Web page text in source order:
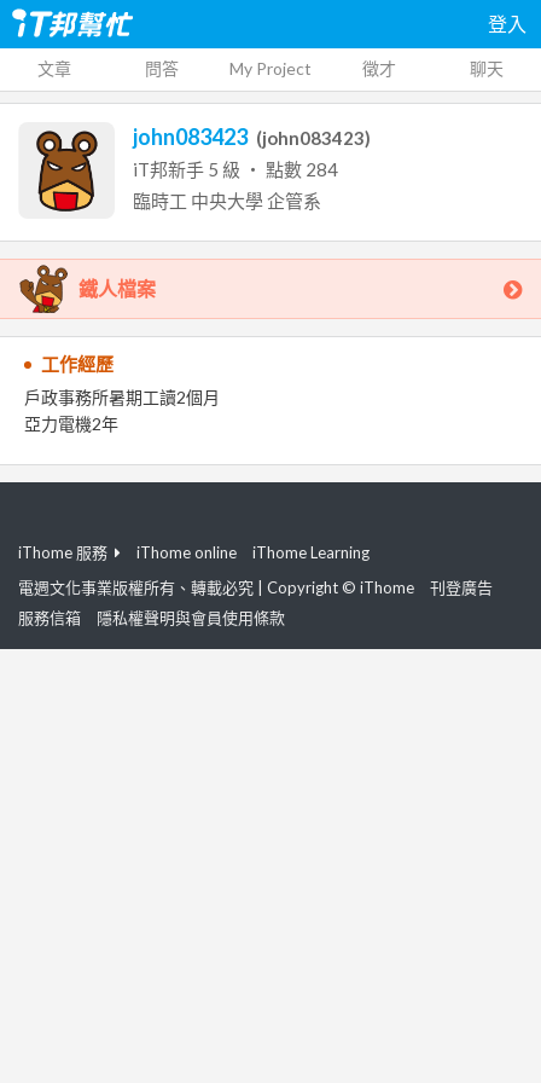
登入
文章 問答 My Project 徵才 聊天
john083423 (john083423)
iT邦新手 5 級 ‧ 點數 284
臨時工 中央大學企管系
鐵人檔案
工作經歷
戶政事務所暑期工讀2個月
亞力電機2年
iThome 服務 iThome online
iThome Learning
電週文化事業版權所有、轉載必究 | Copyright © iThome
刊登廣告
服務信箱
隱私權聲明與會員使用條款